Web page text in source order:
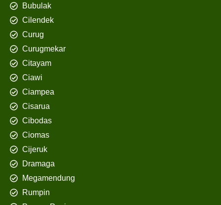
Bubulak
Cilendek
Curug
Curugmekar
Citayam
Ciawi
Ciampea
Cisarua
Cibodas
Ciomas
Cijeruk
Dramaga
Megamendung
Rumpin